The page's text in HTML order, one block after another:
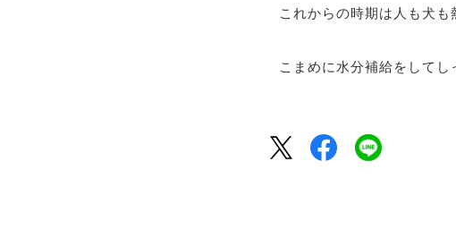
これからの時期は人も犬も
こまめに水分補給をしてし